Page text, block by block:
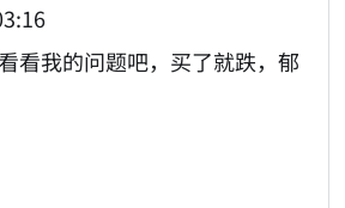
看我的问题吧，买了就跌，郁